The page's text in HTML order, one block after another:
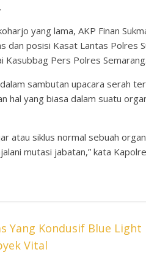
yang lama, AKP Finan
dan posisi Kasat Lantas Polres
Pers Polres Semarang.
sambutan upacara serah
hal yang biasa dalam suatu
atau siklus normal sebuah
mutasi jabatan,” kata
Yang Kondusif Blue Light
Vital